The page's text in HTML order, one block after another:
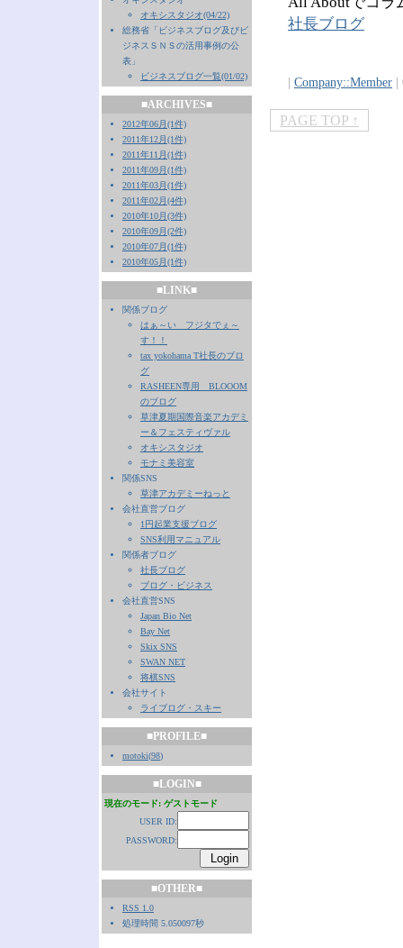
オキシスタジオ(04/22)
総務省「ビジネスブログ及びビ
ジネスＳＮＳの活用事例の公
表」
ビジネスブログ一覧(01/02)
■ARCHIVES■
2012年06月(1件)
2011年12月(1件)
2011年11月(1件)
2011年09月(1件)
2011年03月(1件)
2011年02月(4件)
2010年10月(3件)
2010年09月(2件)
2010年07月(1件)
2010年05月(1件)
■LINK■
関係ブログ
はぁ～い フジタでぇ～
す！！
tax yokohama T社長のブロ
グ
RASHEEN専用 BLOOOM
のブログ
草津夏期国際音楽アカデミ
ー＆フェスティヴァル
オキシスタジオ
モナミ美容室
関係SNS
草津アカデミーねっと
会社直営ブログ
1円起業支援ブログ
SNS利用マニュアル
関係者ブログ
社長ブログ
ブログ・ビジネス
会社直営SNS
Japan Bio Net
Bay Net
Skix SNS
SWAN NET
将棋SNS
会社サイト
ライブログ・スキー
■PROFILE■
motoki(98)
■LOGIN■
現在のモード: ゲストモード
USER ID:
PASSWORD:
■OTHER■
RSS 1.0
処理時間 5.050097秒
社長ブログ
| Company::Member |
PAGE TOP ↑